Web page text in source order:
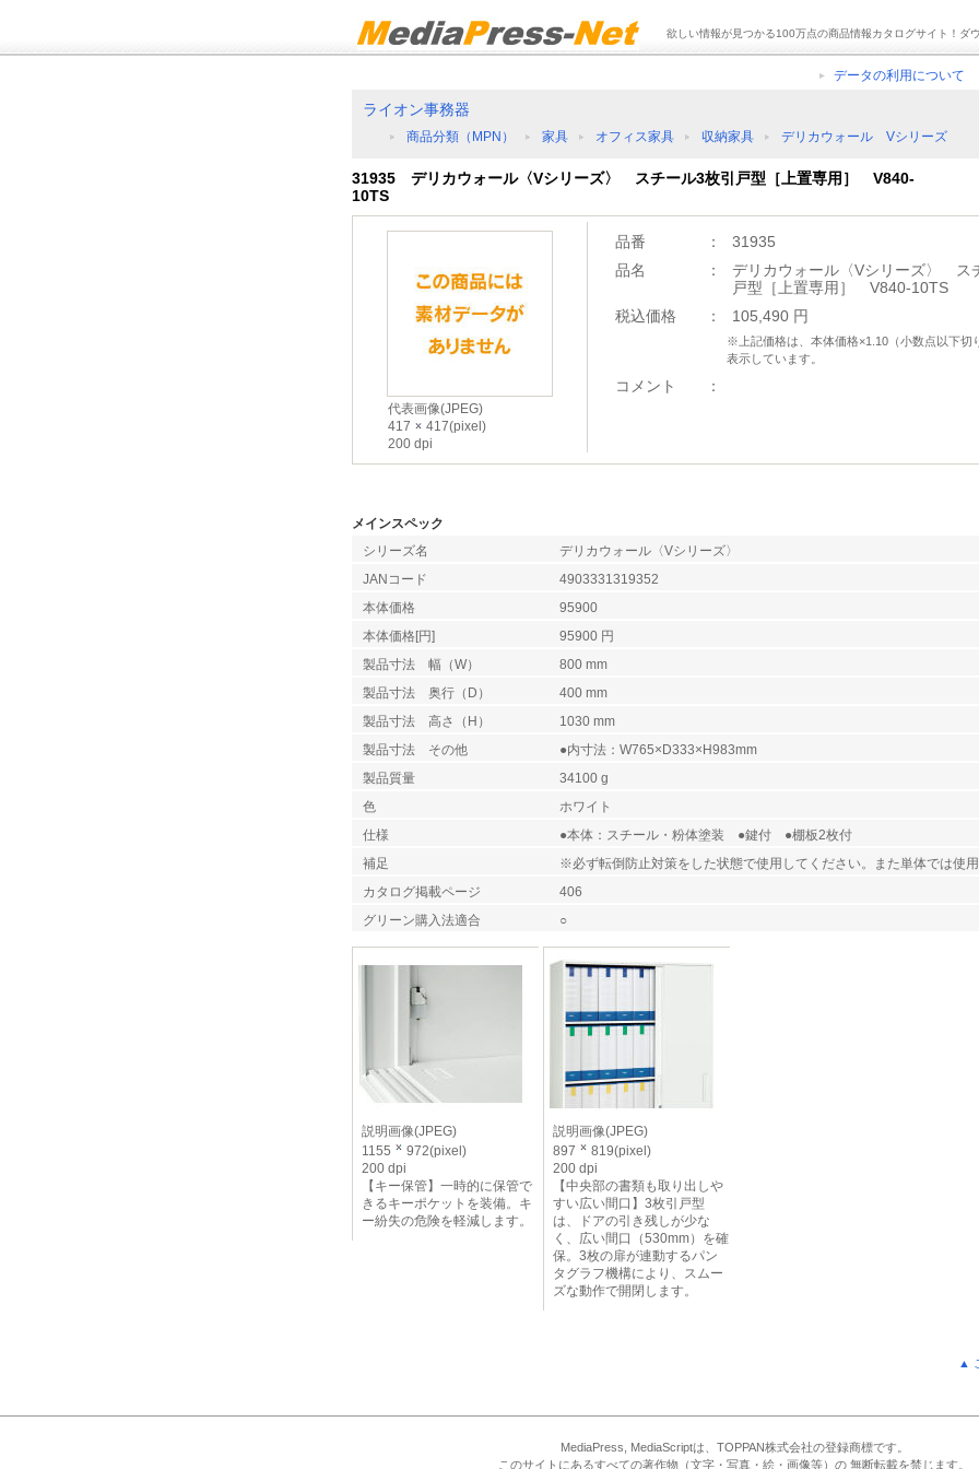
欲しい情報が見つかる100万点の商品情報カタログサイト！ダ
データの利用について
ライオン事務器
商品分類（MPN） 家具 オフィス家具 収納家具 デリカウォール Vシリーズ
31935 デリカウォール〈Vシリーズ〉 スチール3枚引戸型［上置専用］ V840-
10TS
代表画像(JPEG)
417
417(pixel)
200 dpi
品番 ：
31935
品名
：
デリカウォール〈Vシリーズ〉 ス
戸型［上置専用］ V840-10TS
税込価格
： 105,490 円
※上記価格は、本体価格×1.10（小数点以下切
表示しています。
コメント ：
メインスペック
シリーズ名
デリカウォール〈Vシリーズ〉
JANコード
4903331319352
本体価格
95900
本体価格[円]
95900 円
製品寸法 幅（W）
800 mm
製品寸法 奥行（D）
400 mm
製品寸法 高さ（H）
1030 mm
製品寸法 その他
●内寸法：W765×D333×H983mm
製品質量
34100 g
色
ホワイト
仕様
●本体：スチール・粉体塗装 ●鍵付 ●棚板2枚付
補足
※必ず転倒防止対策をした状態で使用してください。また単体では使用
カタログ掲載ページ
406
グリーン購入法適合
○
説明画像(JPEG)
1155
972(pixel)
200 dpi
【キー保管】一時的に保管で
きるキーポケットを装備。キ
ー紛失の危険を軽減します。
説明画像(JPEG)
897
819(pixel)
200 dpi
【中央部の書類も取り出しや
すい広い間口】3枚引戸型
は、ドアの引き残しが少な
く、広い間口（530mm）を確
保。3枚の扉が連動するパン
タグラフ機構により、スムー
ズな動作で開閉します。
▲
MediaPress, MediaScriptは、TOPPAN株式会社の登録商標です。
このサイトにあるすべての著作物（文字・写真・絵・画像等）の 無断転載を禁じます。